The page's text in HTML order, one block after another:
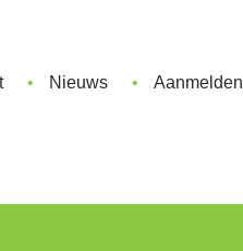
Nieuws Aanmelden